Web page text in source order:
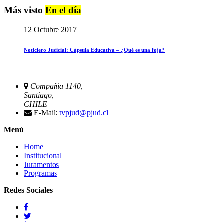
Más visto En el día
12 Octubre 2017
Noticiero Judicial: Cápsula Educativa – ¿Qué es una foja?
Compañia 1140,
Santiago,
CHILE
E-Mail: tvpjud@pjud.cl
Menú
Home
Institucional
Juramentos
Programas
Redes Sociales